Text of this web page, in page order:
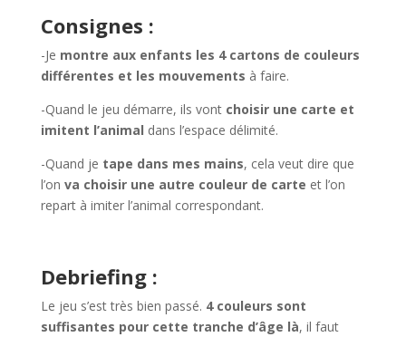
Consignes :
-Je montre aux enfants les 4 cartons de couleurs
différentes et les mouvements à faire.
-Quand le jeu démarre, ils vont choisir une carte et
imitent l’animal dans l’espace délimité.
-Quand je tape dans mes mains, cela veut dire que
l’on va choisir une autre couleur de carte et l’on
repart à imiter l’animal correspondant.
Debriefing :
Le jeu s’est très bien passé. 4 couleurs sont
suffisantes pour cette tranche d’âge là, il faut